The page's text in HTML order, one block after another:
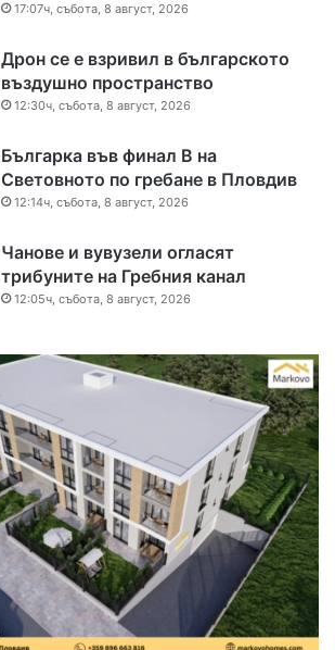
17:07ч, събота, 8 август, 2026
Дрон се е взривил в българското
въздушно пространство
12:30ч, събота, 8 август, 2026
Българка във финал B на
Световното по гребане в Пловдив
12:14ч, събота, 8 август, 2026
Чанове и вувузели огласят
трибуните на Гребния канал
12:05ч, събота, 8 август, 2026